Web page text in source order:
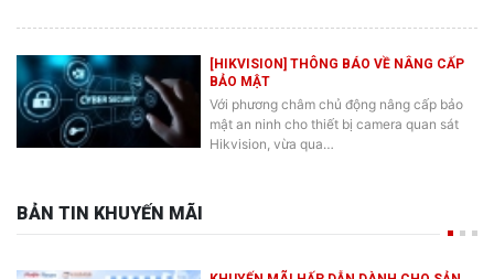
BẢO MẬT
Với phương châm chủ động nâng cấp bảo
mật an ninh cho thiết bị camera quan sát
Hikvision, vừa qua…
BẢN TIN KHUYẾN MÃI